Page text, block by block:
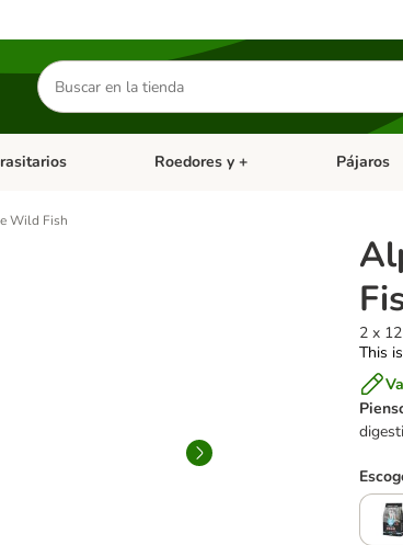
Buscar
productos
categoria abierto: Dieta Vet.Menú de categoria abierto:
Roedores y + Menú de
Pájaros
Wild Fish
2 x
This